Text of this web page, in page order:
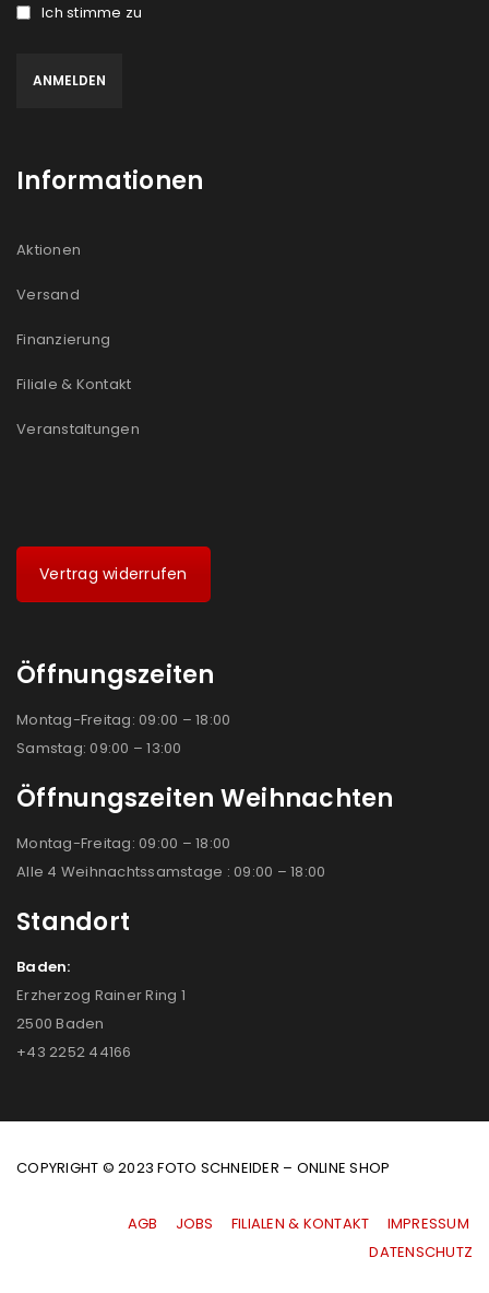
Ich stimme zu
Informationen
Aktionen
Versand
Finanzierung
Filiale & Kontakt
Veranstaltungen
Vertrag widerrufen
Öffnungszeiten
Montag-Freitag: 09:00 – 18:00
Samstag: 09:00 – 13:00
Öffnungszeiten Weihnachten
Montag-Freitag: 09:00 – 18:00
Alle 4 Weihnachtssamstage : 09:00 – 18:00
Standort
Baden:
Erzherzog Rainer Ring 1
2500 Baden
+43 2252 44166
COPYRIGHT © 2023 FOTO SCHNEIDER – ONLINE SHOP
AGB JOBS FILIALEN & KONTAKT
IMPRESSUM
|DATENSCHUTZ